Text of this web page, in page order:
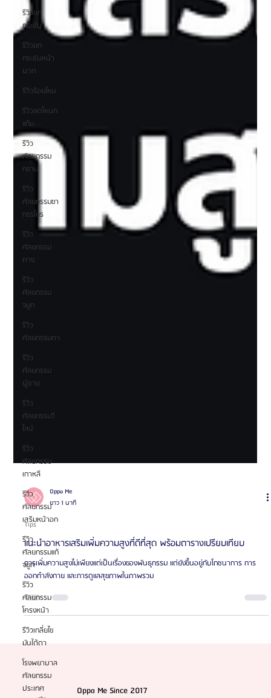
รีวิวยก
กระชับ
รีวิวยก
กระชับหน้า
ผาก
รีวิวร้อยไหม
รีวิวลดโหนก
แก้ม
รีวิว
ศัลยกรรม
กราม
รีวิว
ศัลยกรรมขา
กรรไกร
รีวิว
ศัลยกรรม
คาง
รีวิว
ศัลยกรรม
จมูก
รีวิว
ศัลยกรรมตา
รีวิว
ศัลยกรรม
ผู้ชาย
รีวิว
ศัลยกรรมวี
ไลน์
รีวิว
ศัลยกรรม
เกาหลี
รีวิว
ศัลยกรรม
เสริมหน้าอก
รีวิว
ศัลยกรรมแก้
จมูก
รีวิว
ศัลยกรรม
โครงหน้า
รีวิวเกลี่ยไข
มันใต้ตา
โรงพยาบาล
ศัลยกรรม
ประเทศ
Oppa Me
ยาว 1 นาที
Tips
แนะนำอาหารเสริมเพิ่มความสูงที่ดีที่สุด พร้อมตารางเปรียบเทียบ
การเพิ่มความสูงไม่เพียงแต่เป็นเรื่องของพันธุกรรม แต่ยังขึ้นอยู่กับโภชนาการ การ
ออกกำลังกาย และการดูแลสุขภาพในภาพรวม